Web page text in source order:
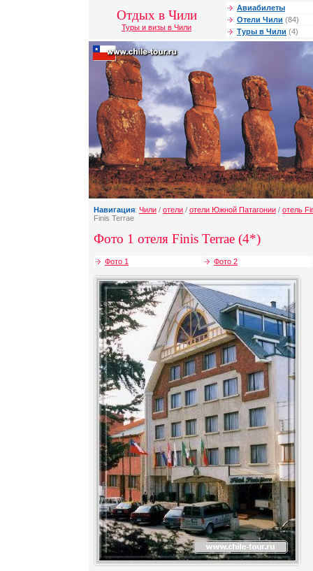
Отдых в Чили
Туры и визы в Чили
Авиабилеты
Отели Чили (84)
Туры в Чили (4)
Навигация: Чили / отели / отели Южной Патагонии / отель
Finis Terrae
Фото 1 отеля Finis Terrae (4*)
Фото 1 Фото 2